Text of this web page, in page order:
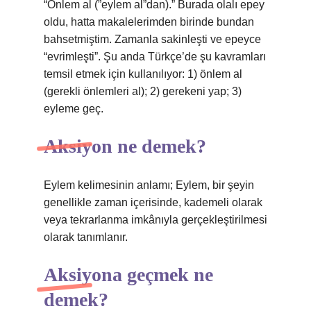
“Önlem al (”eylem al”dan).” Burada olalı epey
oldu, hatta makalelerimden birinde bundan
bahsetmiştim. Zamanla sakinleşti ve epeyce
“evrimleşti”. Şu anda Türkçe’de şu kavramları
temsil etmek için kullanılıyor: 1) önlem al
(gerekli önlemleri al); 2) gerekeni yap; 3)
eyleme geç.
Aksiyon ne demek?
Eylem kelimesinin anlamı; Eylem, bir şeyin
genellikle zaman içerisinde, kademeli olarak
veya tekrarlanma imkânıyla gerçekleştirilmesi
olarak tanımlanır.
Aksiyona geçmek ne
demek?